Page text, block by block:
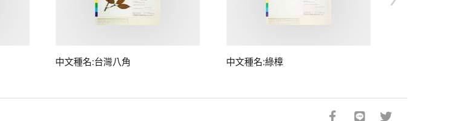
中文種名:台灣八角 中文種名:綠樟